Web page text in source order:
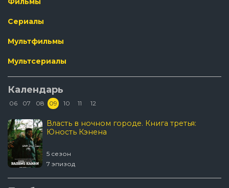
Сериалы
Мультфильмы
Мультсериалы
Календарь
06 07 08 09 10 11 12
Власть в ночном городе. Книга третья:
Юность Кэнена
5 сезон
7 эпизод